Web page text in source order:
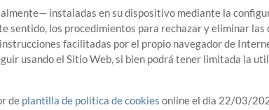
instaladas en su dispositivo mediante la
sentido, los procedimientos para rechazar y eliminar
facilitadas por el propio navegador de
usando el Sitio Web, si bien podrá tener limitada la
de plantilla de política de cookies online el día 22/03/